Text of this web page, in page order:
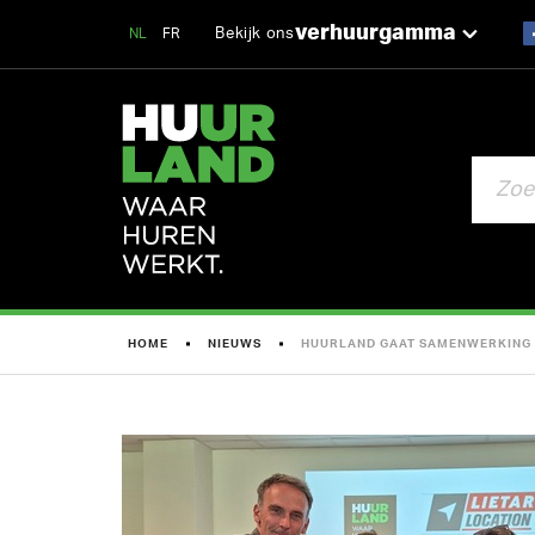
NL FR Bekijk onsverhuurgamma
HOME NIEUWS HUURLAND GAAT